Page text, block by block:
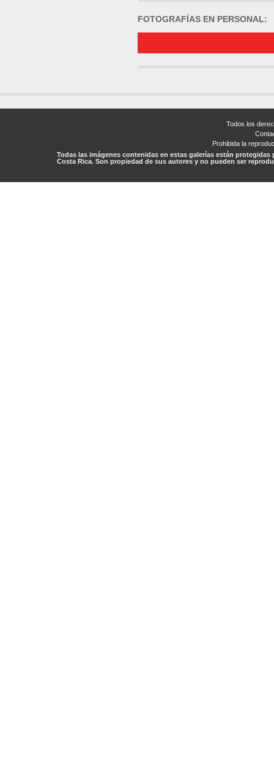
FOTOGRAFÍAS EN PERSONAL:
Todos los
Prohibida la
Todas las imágenes contenidas en estas galerías están
Costa Rica. Son propiedad de sus autores y no pueden ser